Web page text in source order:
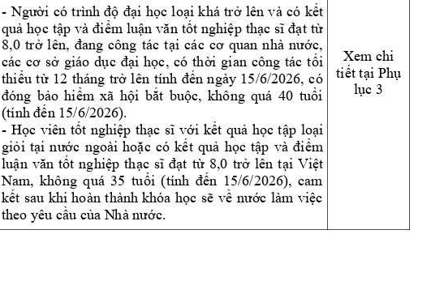
- Người có trình độ đại học loại khá trở lên và có kết
quả học tập và điểm luận văn tốt nghiệp thạc sĩ đạt từ
8,0 trở lên, đang công tác tại các cơ quan nhà nước,
các cơ sở giáo dục đại học, có thời gian công tác tối
thiểu từ 12 tháng trở lên tnh đến ngày 15/6/2026, có
đóng bảo hiểm xã hội bắt buộc, không quá 40 tuổi
(tnh đến 15/6/2026).
- Học viên tốt nghiệp thạc sĩ với kết quả học tập loại
giỏi tại nước ngoài hoặc có kết quả học tập và điểm
luận văn tốt nghiệp thạc sĩ đạt từ 8,0 trở lên tại Việt
Nam, không quá 35 tuổi (tnh đến 15/6/2026), cam
kết sau khi hoàn thành khóa học sẽ về nước làm việc
theo yêu cầu của Nhà nước.
Xem chi
tiết tại Phụ
lục 3